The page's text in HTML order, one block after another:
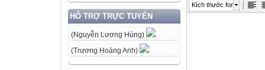
HỖ TRỢ TRỰC TUYẾN
(Nguyễn Lương Hùng)
(Trương Hoàng Anh)
Kích thước font